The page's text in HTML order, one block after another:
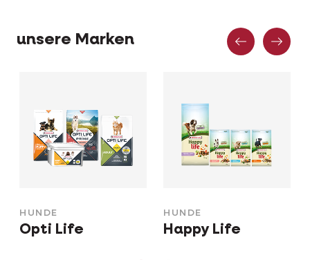
unsere Marken Vorher
HUNDE
Opti Life
HUNDE
Happy Life